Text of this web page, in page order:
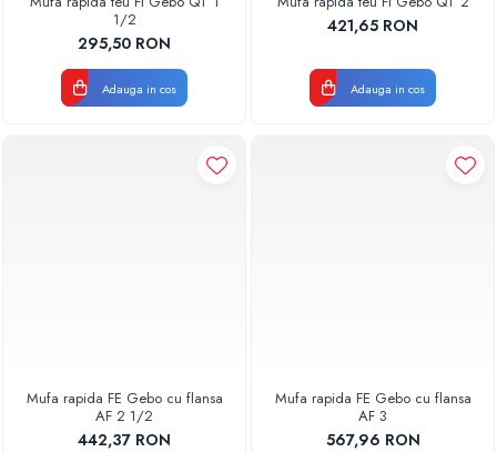
1/2
295,50 RON
Adauga in cos
421,65 RON
Adauga in cos
Mufa rapida FE Gebo cu flansa
AF 2 1/2
442,37 RON
Mufa rapida FE Gebo cu flansa
AF 3
567,96 RON